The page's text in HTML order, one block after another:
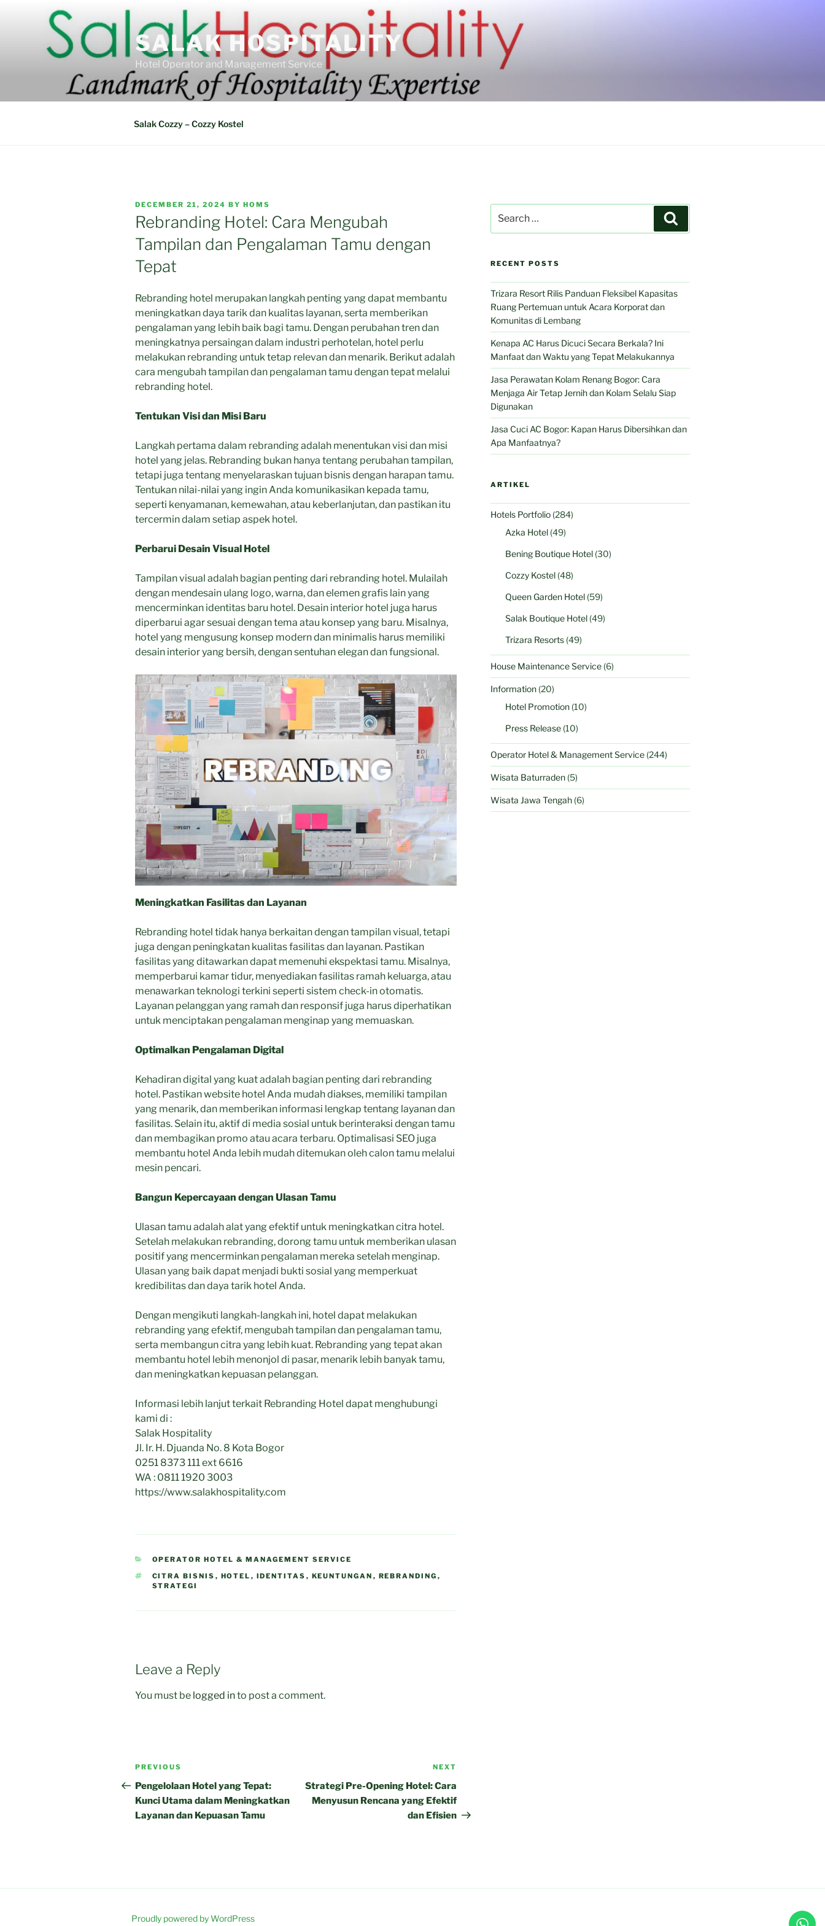
SALAK HOSPITALITY
Hotel Operator and Management Service
Salak Cozzy – Cozzy Kostel
POSTED
ON
DECEMBER 21, 2024 BY HOMS
Rebranding Hotel: Cara Mengubah
Tampilan dan Pengalaman Tamu dengan
Tepat
Rebranding hotel merupakan langkah penting yang dapat membantu
meningkatkan daya tarik dan kualitas layanan, serta memberikan
pengalaman yang lebih baik bagi tamu. Dengan perubahan tren dan
meningkatnya persaingan dalam industri perhotelan, hotel perlu
melakukan rebranding untuk tetap relevan dan menarik. Berikut adalah
cara mengubah tampilan dan pengalaman tamu dengan tepat melalui
rebranding hotel.
Tentukan Visi dan Misi Baru
Langkah pertama dalam rebranding adalah menentukan visi dan misi
hotel yang jelas. Rebranding bukan hanya tentang perubahan tampilan,
tetapi juga tentang menyelaraskan tujuan bisnis dengan harapan tamu.
Tentukan nilai-nilai yang ingin Anda komunikasikan kepada tamu,
seperti kenyamanan, kemewahan, atau keberlanjutan, dan pastikan itu
tercermin dalam setiap aspek hotel.
Perbarui Desain Visual Hotel
Tampilan visual adalah bagian penting dari rebranding hotel. Mulailah
dengan mendesain ulang logo, warna, dan elemen grafis lain yang
mencerminkan identitas baru hotel. Desain interior hotel juga harus
diperbarui agar sesuai dengan tema atau konsep yang baru. Misalnya,
hotel yang mengusung konsep modern dan minimalis harus memiliki
desain interior yang bersih, dengan sentuhan elegan dan fungsional.
Meningkatkan Fasilitas dan Layanan
Rebranding hotel tidak hanya berkaitan dengan tampilan visual, tetapi
juga dengan peningkatan kualitas fasilitas dan layanan. Pastikan
fasilitas yang ditawarkan dapat memenuhi ekspektasi tamu. Misalnya,
memperbarui kamar tidur, menyediakan fasilitas ramah keluarga, atau
menawarkan teknologi terkini seperti sistem check-in otomatis.
Layanan pelanggan yang ramah dan responsif juga harus diperhatikan
untuk menciptakan pengalaman menginap yang memuaskan.
Optimalkan Pengalaman Digital
Kehadiran digital yang kuat adalah bagian penting dari rebranding
hotel. Pastikan website hotel Anda mudah diakses, memiliki tampilan
yang menarik, dan memberikan informasi lengkap tentang layanan dan
fasilitas. Selain itu, aktif di media sosial untuk berinteraksi dengan tamu
dan membagikan promo atau acara terbaru. Optimalisasi SEO juga
membantu hotel Anda lebih mudah ditemukan oleh calon tamu melalui
mesin pencari.
Bangun Kepercayaan dengan Ulasan Tamu
Ulasan tamu adalah alat yang efektif untuk meningkatkan citra hotel.
Setelah melakukan rebranding, dorong tamu untuk memberikan ulasan
positif yang mencerminkan pengalaman mereka setelah menginap.
Ulasan yang baik dapat menjadi bukti sosial yang memperkuat
kredibilitas dan daya tarik hotel Anda.
Dengan mengikuti langkah-langkah ini, hotel dapat melakukan
rebranding yang efektif, mengubah tampilan dan pengalaman tamu,
serta membangun citra yang lebih kuat. Rebranding yang tepat akan
membantu hotel lebih menonjol di pasar, menarik lebih banyak tamu,
dan meningkatkan kepuasan pelanggan.
Informasi lebih lanjut terkait Rebranding Hotel dapat menghubungi
kami di :
Salak Hospitality
Jl. Ir. H. Djuanda No. 8 Kota Bogor
0251 8373 111 ext 6616
WA : 0811 1920 3003
https://www.salakhospitality.com
CATEGORIES
OPERATOR HOTEL & MANAGEMENT SERVICE
TAGS
CITRA BISNIS , HOTEL , IDENTITAS , KEUNTUNGAN , REBRANDING ,
STRATEGI
Leave a Reply
You must be logged into post a comment.
Post
navigation
Previous
Post
PREVIOUS
Pengelolaan Hotel yang Tepat:
Kunci Utama dalam Meningkatkan
Layanan dan Kepuasan Tamu
NEXT
Strategi Pre-Opening Hotel: Cara
Menyusun Rencana yang Efektif
dan Efisien
for:
RECENT POSTS
Trizara Resort Rilis Panduan Fleksibel Kapasitas
Ruang Pertemuan untuk Acara Korporat dan
Komunitas di Lembang
Kenapa AC Harus Dicuci Secara Berkala? Ini
Manfaat dan Waktu yang Tepat Melakukannya
Jasa Perawatan Kolam Renang Bogor: Cara
Menjaga Air Tetap Jernih dan Kolam Selalu Siap
Digunakan
Jasa Cuci AC Bogor: Kapan Harus Dibersihkan dan
Apa Manfaatnya?
ARTIKEL
Hotels Portfolio(284)
Azka Hotel(49)
Bening Boutique Hotel(30)
Cozzy Kostel(48)
Queen Garden Hotel(59)
Salak Boutique Hotel(49)
Trizara Resorts(49)
House Maintenance Service(6)
Information(20)
Hotel Promotion(10)
Press Release(10)
Operator Hotel & Management Service(244)
Wisata Baturraden(5)
Wisata Jawa Tengah(6)
Proudly powered by WordPress